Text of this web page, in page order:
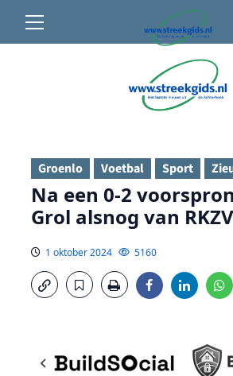
16°C• Vandaag
menu
Groenlo Voetbal Sport
Na een 0-2
Grol alsnog van
1 oktober 2024 5160